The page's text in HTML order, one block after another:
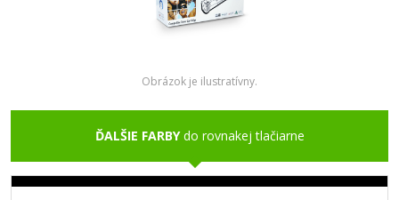
Obrázok je ilustratívny.
ĎALŠIE FARBYdo rovnakej tlačiarne